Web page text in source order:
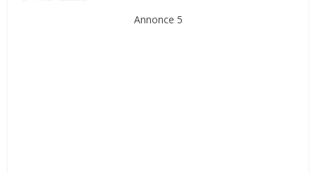
Annonce 5